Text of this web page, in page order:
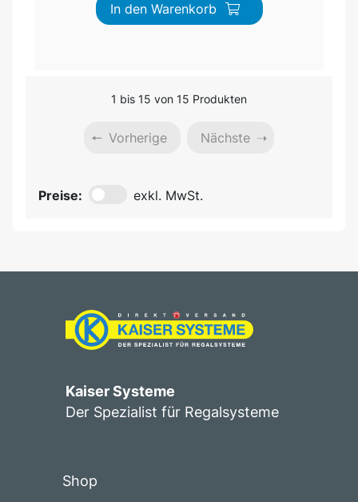
In den Warenkorb
1 bis 15 von 15 Produkten
Vorherige Nächste
Preise: exkl. MwSt.
Kaiser Systeme
Der Spezialist für Regalsysteme
Shop